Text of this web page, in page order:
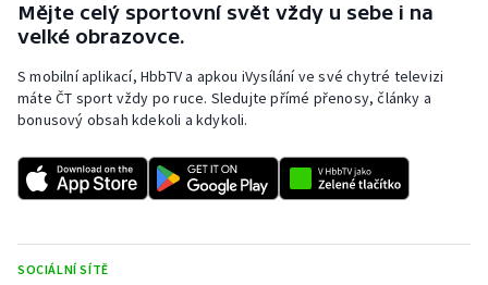
Rychlostní kanoistika
Short track
Stolní tenis
Triatlon
Mějte celý sportovní svět vždy u sebe i na
velké obrazovce.
S mobilní aplikací, HbbTV a apkou iVysílání ve své chytré televizi
máte ČT sport vždy po ruce. Sledujte přímé přenosy, články a
bonusový obsah kdekoli a kdykoli.
SOCIÁLNÍ SÍTĚ